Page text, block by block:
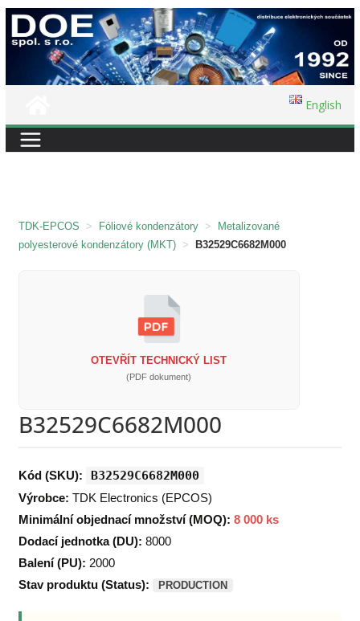
Přeskočit
na
English
TDK-EPCOS > Fóliové kondenzátory >
Metalizované
polyesterové kondenzátory (MKT) > B32529C6682M000
OTEVŘÍT TECHNICKÝ LIST
(PDF dokument)
B32529C6682M000
Kód (SKU): B32529C6682M000
Výrobce: TDK Electronics (EPCOS)
Minimální objednací množství (MOQ): 8 000 ks
Dodací jednotka (DU): 8000
Balení (PU): 2000
Stav produktu (Status):
PRODUCTION